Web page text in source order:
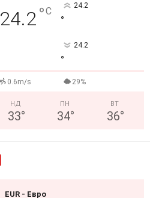
24.2°C 24.2
°
24.2
°
0.6m/s 29%
НД
33°
ПН
34°
ВТ
36°
EUR - Евро